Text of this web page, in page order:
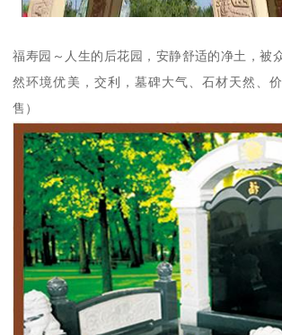
福寿园～人生的后花园，安静舒适的净土，被
然环境优美，交利，墓碑大气、石材天然、
售）